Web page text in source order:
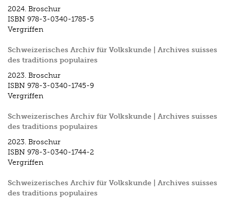
2024. Broschur
ISBN 978-3-0340-1785-5
Vergriffen
Schweizerisches Archiv für Volkskunde | Archives suisses
des traditions populaires
2023. Broschur
ISBN 978-3-0340-1745-9
Vergriffen
Schweizerisches Archiv für Volkskunde | Archives suisses
des traditions populaires
2023. Broschur
ISBN 978-3-0340-1744-2
Vergriffen
Schweizerisches Archiv für Volkskunde | Archives suisses
des traditions populaires